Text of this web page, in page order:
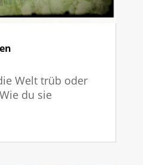
Welt trüb oder
du sie